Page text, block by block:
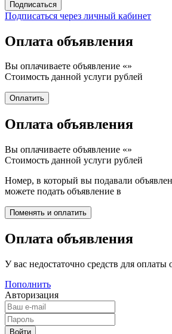
Подписаться через личный кабинет
Оплата объявления
Вы оплачиваете объявление «»
Стоимость данной услуги рублей
Оплата объявления
Вы оплачиваете объявление «»
Стоимость данной услуги рублей
Номер, в который вы подавали
можете подать объявление в
Оплата объявления
У вас недостаточно средств для оплаты
Пополнить
Авторизация